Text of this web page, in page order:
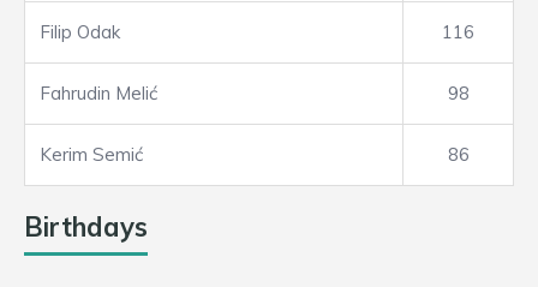
Filip Odak 116
Fahrudin Melić 98
Kerim Semić 86
Birthdays